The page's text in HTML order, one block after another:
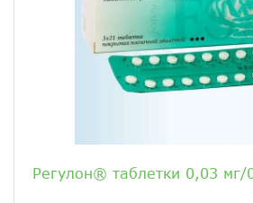
Регулон® таблетки 0,03